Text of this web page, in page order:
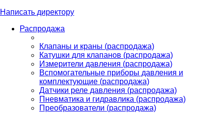
Написать директору
Распродажа
Клапаны и краны (распродажа)
Катушки для клапанов (распродажа)
Измерители давления (распродажа)
Вспомогательные приборы давления и
комплектующие (распродажа)
Датчики реле давления (распродажа)
Пневматика и гидравлика (распродажа)
Преобразователи (распродажа)